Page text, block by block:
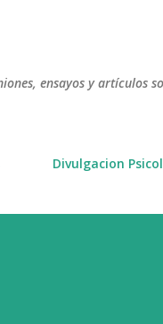
ensayos y artículos
Divulgacion